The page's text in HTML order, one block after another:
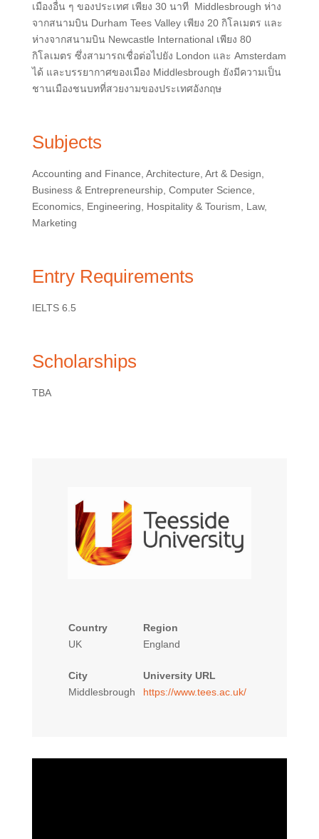
เมืองอื่น ๆ ของประเทศ เพียง 30 นาที Middlesbrough ห่าง
จากสนามบิน Durham Tees Valley เพียง 20 กิโลเมตร และ
ห่างจากสนามบิน Newcastle International เพียง 80
กิโลเมตร ซึ่งสามารถเชื่อต่อไปยัง London และ Amsterdam
ได้ และบรรยากาศของเมือง Middlesbrough ยังมีความเป็น
ชานเมืองชนบทที่สวยงามของประเทศอังกฤษ
Subjects
Accounting and Finance, Architecture, Art & Design,
Business & Entrepreneurship, Computer Science,
Economics, Engineering, Hospitality & Tourism, Law,
Marketing
Entry Requirements
IELTS 6.5
Scholarships
TBA
Country
UK
Region
England
City
Middlesbrough
University URL
https://www.tees.ac.uk/